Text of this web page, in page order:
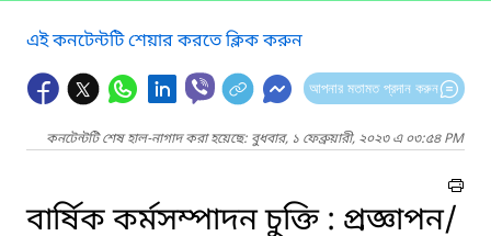
এই কনটেন্টটি শেয়ার করতে ক্লিক করুন
আপনার মতামত প্রদান করুন
কনটেন্টটি শেষ হাল-নাগাদ করা হয়েছে: বুধবার, ১ ফেব্রুয়ারী, ২০২৩ এ ০৩:৫৪ PM
বার্ষিক কর্মসম্পাদন চুক্তি : প্রজ্ঞাপন/